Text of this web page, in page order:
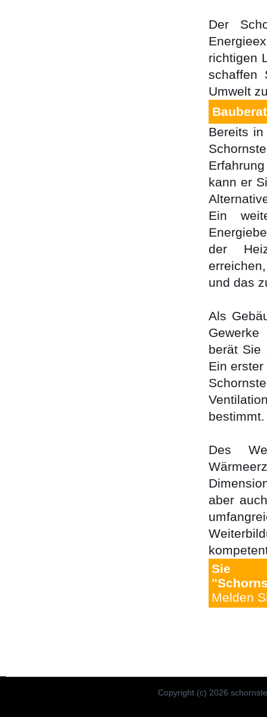
Der
richtigen
schaffen
Umwelt
Bereits
kann er
Ein
der
und das
Als
Gewerke
berät Sie
Ein
bestimmt.
Des
aber
Sie
Melden
Copyright (c) 2026